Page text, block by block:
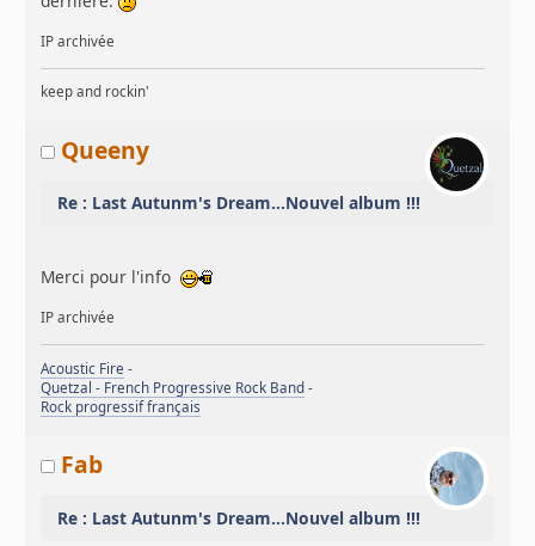
IP archivée
keep and rockin'
Queeny
Re : Last Autunm's Dream...Nouvel album !!!
Merci pour l'info
IP archivée
Acoustic Fire -
Quetzal - French Progressive Rock Band -
Rock progressif français
Fab
Re : Last Autunm's Dream...Nouvel album !!!